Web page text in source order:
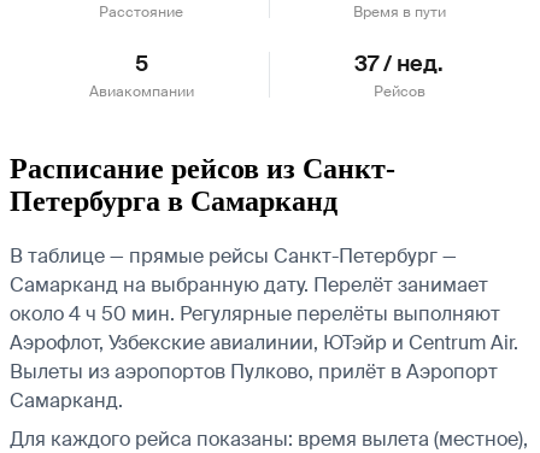
Расстояние Время в пути
5
Авиакомпании
37 / нед.
Рейсов
Расписание рейсов из Санкт-
Петербурга в Самарканд
В таблице — прямые рейсы Санкт-Петербург —
Самарканд на выбранную дату. Перелёт занимает
около 4 ч 50 мин. Регулярные перелёты выполняют
Аэрофлот, Узбекские авиалинии, ЮТэйр и Centrum Air.
Вылеты из аэропортов Пулково, прилёт в Аэропорт
Самарканд.
Для каждого рейса показаны: время вылета (местное),